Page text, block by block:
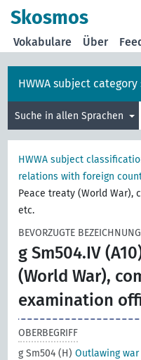
Skosmos
Vokabulare Über
HWWA subject category
Suche in allen Sprachen
HWWA subject
relations with foreign
Peace treaty (World War),
etc.
BEVORZUGTE BEZEICHNUNG
g Sm504.IV
(World War),
examination
OBERBEGRIFF
g Sm504 (H)Outlawing war